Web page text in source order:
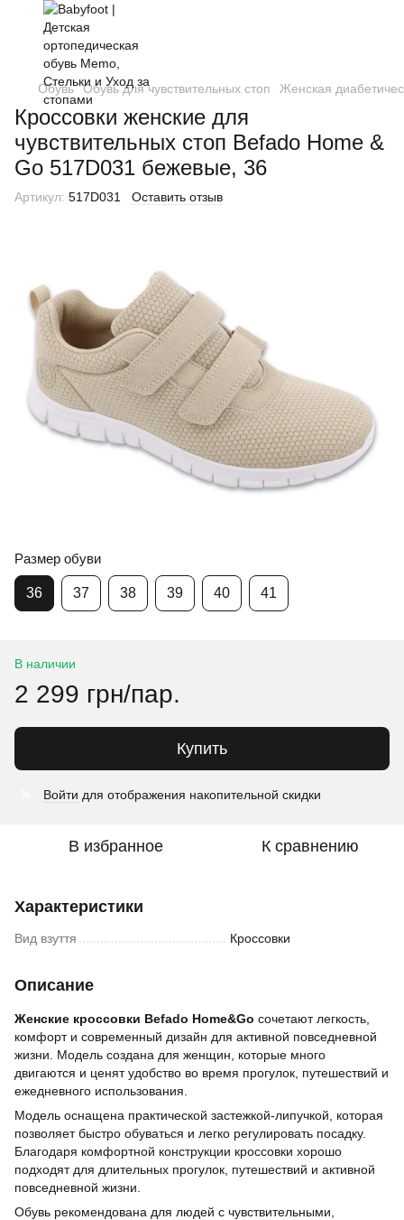
Обувь Обувь для чувствительных стоп Женская
Кроссовки женские для
чувствительных стоп Befado Home &
Go 517D031 бежевые, 36
Артикул: 517D031 Оставить отзыв
Размер обуви
36 37 38 39 40 41
В наличии
2 299 грн/пар.
Купить
Войти для отображения накопительной скидки
В избранное К сравнению
Характеристики
Вид взуття Кроссовки
Описание
Женские кроссовки Befado Home&Go сочетают легкость,
комфорт и современный дизайн для активной повседневной
жизни. Модель создана для женщин, которые много
двигаются и ценят удобство во время прогулок, путешествий и
ежедневного использования.
Модель оснащена практической застежкой-липучкой, которая
позволяет быстро обуваться и легко регулировать посадку.
Благодаря комфортной конструкции кроссовки хорошо
подходят для длительных прогулок, путешествий и активной
повседневной жизни.
Обувь рекомендована для людей с чувствительными,